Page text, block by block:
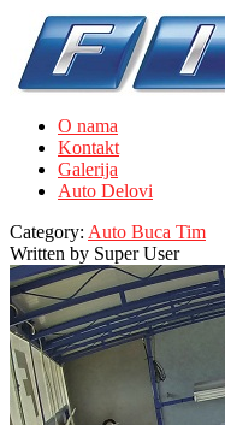
O nama
Kontakt
Galerija
Auto Delovi
Category: Auto Buca Tim
Written by Super User